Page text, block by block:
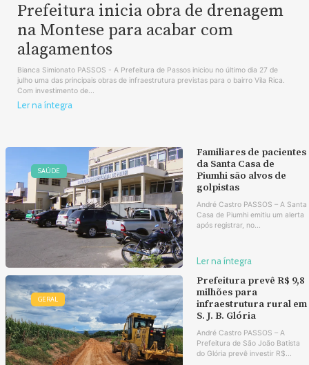
Prefeitura inicia obra de drenagem
na Montese para acabar com
alagamentos
Bianca Simionato PASSOS - A Prefeitura de Passos iniciou no último dia 27 de
julho uma das principais obras de infraestrutura previstas para o bairro Vila Rica.
Com investimento de...
Ler na íntegra
SAÚDE
Familiares de pacientes
da Santa Casa de
Piumhi são alvos de
golpistas
André Castro PASSOS – A Santa
Casa de Piumhi emitiu um alerta
após registrar, no...
Ler na íntegra
GERAL
Prefeitura prevê R$ 9,8
milhões para
infraestrutura rural em
S. J. B. Glória
André Castro PASSOS – A
Prefeitura de São João Batista
do Glória prevê investir R$...